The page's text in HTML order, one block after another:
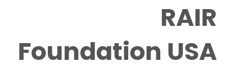
RAIR
Foundation USA